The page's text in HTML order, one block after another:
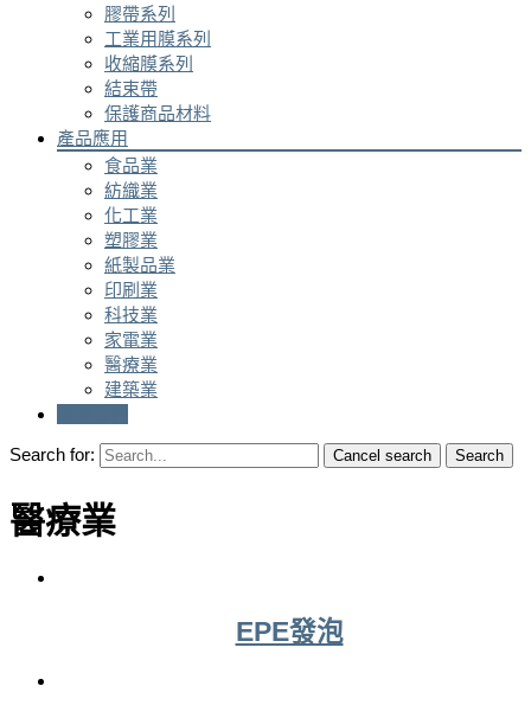
膠帶系列
工業用膜系列
收縮膜系列
結束帶
保護商品材料
產品應用
食品業
紡織業
化工業
塑膠業
紙製品業
印刷業
科技業
家電業
醫療業
建築業
Search for:
Cancel search Search
醫療業
EPE發泡